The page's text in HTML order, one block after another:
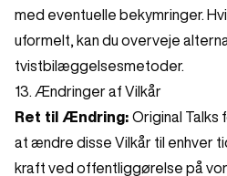
med eventuelle bekymringer.
uformelt, kan du overveje
tvistbilæggelsesmetoder.
13. Ændringer af Vilkår
Ret til Ændring: Original Talks
at ændre disse Vilkår til enhver
kraft ved offentliggørelse på